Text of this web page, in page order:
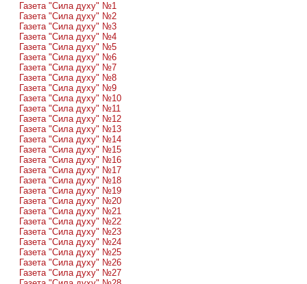
Газета "Сила духу" №1
Газета "Сила духу" №2
Газета "Сила духу" №3
Газета "Сила духу" №4
Газета "Сила духу" №5
Газета "Сила духу" №6
Газета "Сила духу" №7
Газета "Сила духу" №8
Газета "Сила духу" №9
Газета "Сила духу" №10
Газета "Сила духу" №11
Газета "Сила духу" №12
Газета "Сила духу" №13
Газета "Сила духу" №14
Газета "Сила духу" №15
Газета "Сила духу" №16
Газета "Сила духу" №17
Газета "Сила духу" №18
Газета "Сила духу" №19
Газета "Сила духу" №20
Газета "Сила духу" №21
Газета "Сила духу" №22
Газета "Сила духу" №23
Газета "Сила духу" №24
Газета "Сила духу" №25
Газета "Сила духу" №26
Газета "Сила духу" №27